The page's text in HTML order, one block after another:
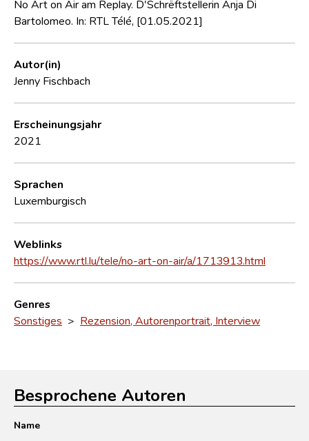
Forschungsgruppe
No Art on Air am Replay. D'Schrëftstellerin Anja Di
Bartolomeo. In: RTL Télé, [01.05.2021]
Autor(in)
Jenny Fischbach
Erscheinungsjahr
2021
Sprachen
Luxemburgisch
Weblinks
https://www.rtl.lu/tele/no-art-on-air/a/1713913.html
Genres
Sonstiges > Rezension, Autorenportrait, Interview
Besprochene Autoren
Name